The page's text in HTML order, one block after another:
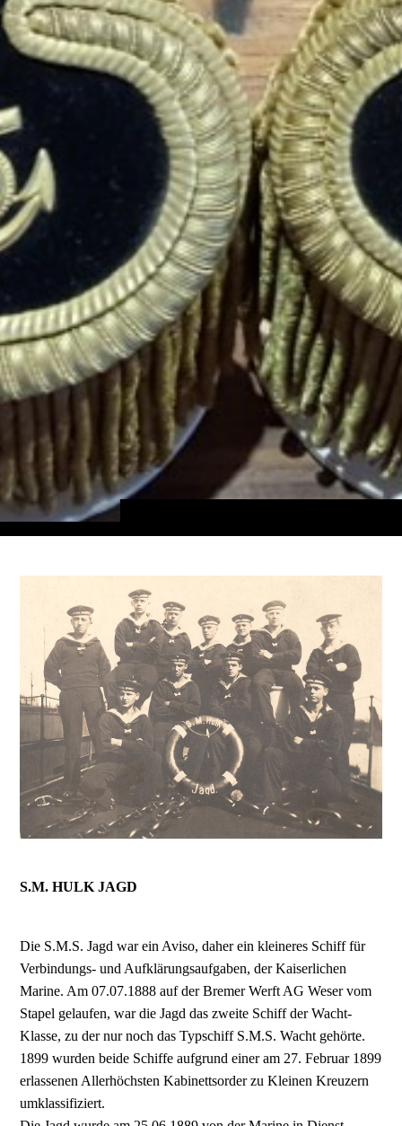
S.M. HULK JAGD
Die S.M.S. Jagd war ein Aviso, daher ein kleineres Schiff für
Verbindungs- und Aufklärungsaufgaben, der Kaiserlichen
Marine. Am 07.07.1888 auf der Bremer Werft AG Weser vom
Stapel gelaufen, war die Jagd das zweite Schiff der Wacht-
Klasse, zu der nur noch das Typschiff S.M.S. Wacht gehörte.
1899 wurden beide Schiffe aufgrund einer am 27. Februar 1899
erlassenen Allerhöchsten Kabinettsorder zu Kleinen Kreuzern
umklassifiziert.